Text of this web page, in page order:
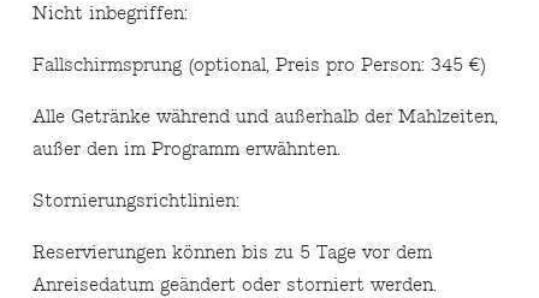
Nicht inbegriffen:
Fallschirmsprung (optional, Preis pro Person: 345 €)
Alle Getränke während und außerhalb der Mahlzeiten,
außer den im Programm erwähnten.
Stornierungsrichtlinien:
Reservierungen können bis zu 5 Tage vor dem
Anreisedatum geändert oder storniert werden.